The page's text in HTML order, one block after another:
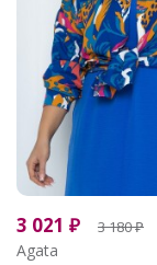
3 021 ₽ 3 180₽
Agata